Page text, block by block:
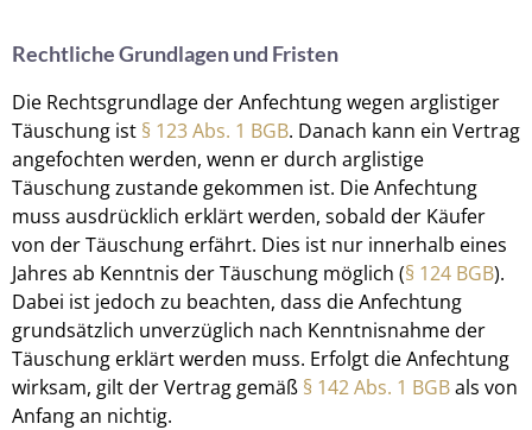
Rechtliche Grundlagen und Fristen
Die Rechtsgrundlage der Anfechtung wegen arglistiger
Täuschung ist § 123 Abs. 1 BGB. Danach kann ein Vertrag
angefochten werden, wenn er durch arglistige
Täuschung zustande gekommen ist. Die Anfechtung
muss ausdrücklich erklärt werden, sobald der Käufer
von der Täuschung erfährt. Dies ist nur innerhalb eines
Jahres ab Kenntnis der Täuschung möglich (§ 124 BGB).
Dabei ist jedoch zu beachten, dass die Anfechtung
grundsätzlich unverzüglich nach Kenntnisnahme der
Täuschung erklärt werden muss. Erfolgt die Anfechtung
wirksam, gilt der Vertrag gemäß § 142 Abs. 1 BGBals von
Anfang an nichtig.